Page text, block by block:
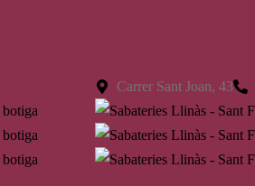
Carrer Sant Joan, 43